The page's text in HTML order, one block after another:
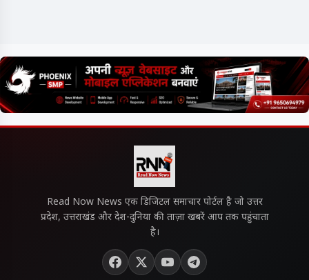
Read Now News एक डिजिटल समाचार पोर्टल है जो उत्तर
प्रदेश, उत्तराखंड और देश-दुनिया की ताज़ा खबरें आप तक पहुंचाता
है।